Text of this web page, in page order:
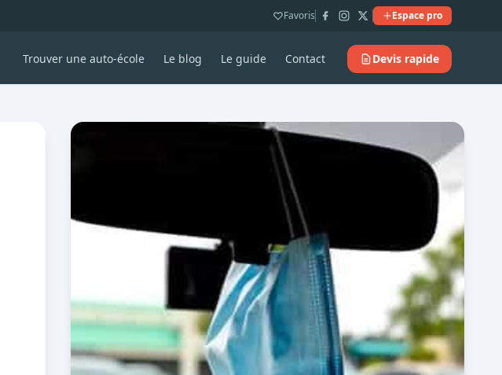
Favoris Espace pro
Trouver une auto-école Le blog Le guide Contact Devis rapide